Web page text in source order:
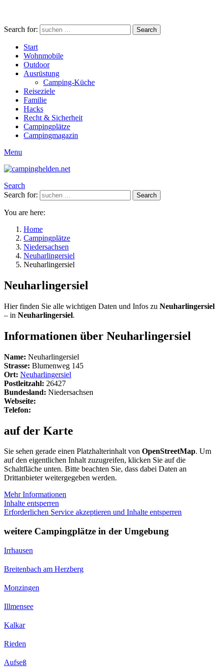
Search for: Search
Start
Wohnmobile
Outdoor
Ausrüstung
Camping-Küche
Reiseziele
Familie
Hacks
Recht & Sicherheit
Campingplätze
Campingmagazin
Menu
Search
Search for:
Search
You are here:
Home
Campingplätze
Niedersachsen
Neuharlingersiel
Neuharlingersiel
Neuharlingersiel
Hier finden Sie alle wichtigen Daten und Infos zu Neuharlingersiel
– in Neuharlingersiel.
Informationen über Neuharlingersiel
Name: Neuharlingersiel
Strasse: Blumenweg 145
Ort: Neuharlingersiel
Postleitzahl: 26427
Bundesland: Niedersachsen
Webseite:
Telefon:
auf der Karte
Sie sehen gerade einen Platzhalterinhalt von OpenStreetMap. Um
auf den eigentlichen Inhalt zuzugreifen, klicken Sie auf die
Schaltfläche unten. Bitte beachten Sie, dass dabei Daten an
Drittanbieter weitergegeben werden.
Mehr Informationen
Inhalte entsperren
Erforderlichen Service akzeptieren und Inhalte entsperren
weitere Campingplätze in der Umgebung
Irrhausen
Breitenbach am Herzberg
Monzingen
Illmensee
Kalkar
Rieden
Aufseß